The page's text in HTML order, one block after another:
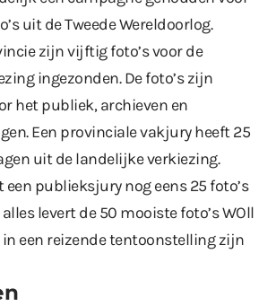
uit de Tweede Wereldoorlog.
zijn vijftig foto’s voor de
ingezonden. De foto’s zijn
het publiek, archieven en
Een provinciale vakjury heeft 25
uit de landelijke verkiezing.
publieksjury nog eens 25 foto’s
levert de 50 mooiste foto’s WOll
een reizende tentoonstelling zijn